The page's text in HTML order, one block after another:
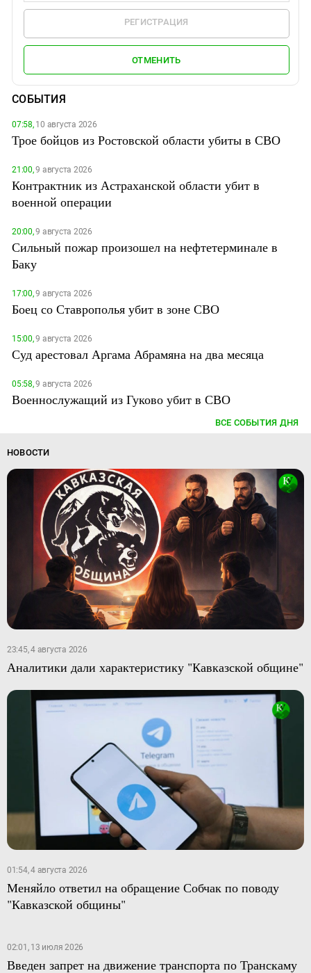
РЕГИСТРАЦИЯ
ОТМЕНИТЬ
СОБЫТИЯ
07:58,10 августа 2026
Трое бойцов из Ростовской области убиты в СВО
21:00,9 августа 2026
Контрактник из Астраханской области убит в
военной операции
20:00,9 августа 2026
Сильный пожар произошел на нефтетерминале в
Баку
17:00,9 августа 2026
Боец со Ставрополья убит в зоне СВО
15:00,9 августа 2026
Суд арестовал Аргама Абрамяна на два месяца
05:58,9 августа 2026
Военнослужащий из Гуково убит в СВО
ВСЕ СОБЫТИЯ ДНЯ
НОВОСТИ
23:45, 4 августа 2026
Аналитики дали характеристику "Кавказской общине"
01:54, 4 августа 2026
Меняйло ответил на обращение Собчак по поводу
"Кавказской общины"
02:01, 13 июля 2026
Введен запрет на движение транспорта по Транскаму